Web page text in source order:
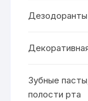
Дезодоранты
Зубные
полости рта